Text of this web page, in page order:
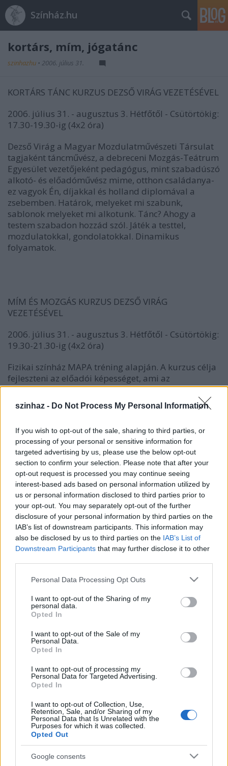
szinhaz - Do Not Process My Personal Information
If you wish to opt-out of the sale, sharing to third parties, or
processing of your personal or sensitive information for
targeted advertising by us, please use the below opt-out
section to confirm your selection. Please note that after your
opt-out request is processed you may continue seeing
interest-based ads based on personal information utilized by
us or personal information disclosed to third parties prior to
your opt-out. You may separately opt-out of the further
disclosure of your personal information by third parties on the
IAB’s list of downstream participants. This information may
also be disclosed by us to third parties on the IAB’s List of
Downstream Participants that may further disclose it to other
Please note that this website/app uses one or more Google
not limited to your visit or usage behaviour. You may click to
grant or deny consent to Google and its third-party tags to
use your data for below specified purposes in below Google
consent section.
Personal Data Processing Opt Outs
I want to opt-out of the Sharing of my
personal data.
Opted In
I want to opt-out of the Sale of my
Personal Data.
Opted In
I want to opt-out of processing my
Personal Data for Targeted Advertising.
Opted In
I want to opt-out of Collection, Use,
Retention, Sale, and/or Sharing of my
Personal Data that Is Unrelated with the
Purposes for which it was collected.
Opted Out
Google consents
Színház.hu
kortárs, mím, jógatánc
szinhazhu • 2006. július 31.
KORTÁRS TÁNC KURZUS DEZSŐ VIRÁG VEZETÉSÉVEL
2006. július 31. - augusztus 3. Hétfőtől - Csütörtökig:
17.30-19.30-ig (4x2 óra)
Dezső Virág a Magyar Mozdulatművészeti Társulat
tagjaként táncművész, a debreceni Mozgás-Teátrum
Egyesület vezetőjeként pedagógus, mint szabadúszó
alkotó- és előadóművész mime, otthon családanya-
ez vagyok Én, díjakkal és holland diplomával a
zsebemben. Határok, melyeket mi szabunk,
sablonok melyeket mi alkotunk. Tánc? Ahogy a
testem szabadon hozzád szól. Játék a testtel,
mozdulatokkal, gondolatokkal. Dinamikus
folyamatok.
MÍM ÉS MOZGÁS KURZUS DEZSŐ VIRÁG
VEZETÉSÉVEL
2006. július 31. - augusztus 3. Hétfőtől - Csütörtökig:
19.30-21.30-ig (4x2 óra)
Fizikai színház MAPA tréning alapján. A kurzus célja
fejleszteni az előadói képességet, ami az
impulzusoktól a test fantáziájából és
intelligenciájából indul. Dolgozunk az előadó és a
közönség kapcsolatán, történetet mesélünk a
JÓGATÁNC KURZUS ZAMBRZYCKI ÁDÁM
VEZETÉSÉVEL
2006. augusztus 7-10. Hétfőtől - Csütörtökig: 17.30-
19.30-ig (4x2 óra)
Zambrzycki Ádám kortárs táncművész, jógaoktató,
természetgyógyász. Jógaoktatói szakképesítését a
Testnevelési Főiskola, a Padma jógastúdió és az
International Wellness Institute közös képzésén
szerezte meg. A Talentum - Nemzetközi Tánc- és
Zeneművészeti Szakiskola (1993-1999), 2005-től a
Magyar Táncművészeti Főiskola koreográfus szakos
hallgatója.
A XX. században kialakult tánctechnikák sikeresen
ötvözték az európai tánckultúrát, a különböző keleti
mozgásrendszerekkel, és azok filozófiai alapjaival.
Az óra folyamán a statikus jóga ászanákat
(tartásokat), és a dinamikusabb kortárstánc
elemeket egyaránt használjuk. Ennek az órának a
célja nem a tánctechnika tanulása, hanem a
testtudatosság fejlesztése, saját fizikai állapotunk
harmonizálása, és mindezen keresztül önmagunk
mélyebb megismerése.
"A jövő tánca a múltnak tánca lesz, mivelhogy